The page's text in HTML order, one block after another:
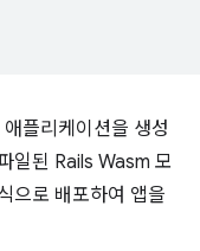
플리케이션을 생성
일된 Rails Wasm 모
으로 배포하여 앱을